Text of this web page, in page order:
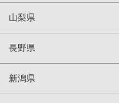
山梨県
長野県
新潟県